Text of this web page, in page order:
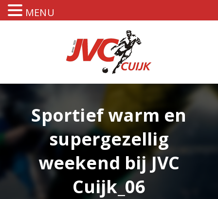
Sportief warm en
supergezellig
weekend bij JVC
Cuijk_06
MENU